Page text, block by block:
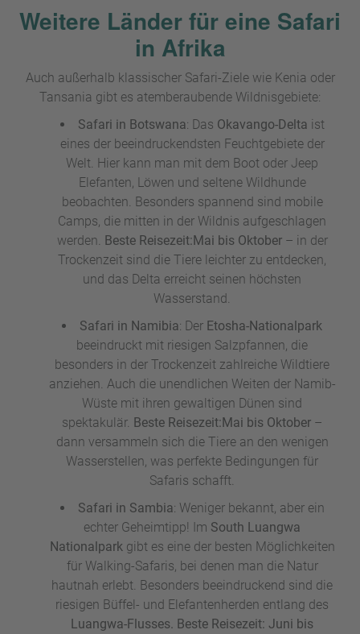
Weitere Länder für eine Safari
in Afrika
Auch außerhalb klassischer Safari-Ziele wie Kenia oder
Tansania gibt es atemberaubende Wildnisgebiete:
Safari in Botswana: Das Okavango-Delta ist
eines der beeindruckendsten Feuchtgebiete der
Welt. Hier kann man mit dem Boot oder Jeep
Elefanten, Löwen und seltene Wildhunde
beobachten. Besonders spannend sind mobile
Camps, die mitten in der Wildnis aufgeschlagen
werden. Beste Reisezeit:Mai bis Oktober – in der
Trockenzeit sind die Tiere leichter zu entdecken,
und das Delta erreicht seinen höchsten
Wasserstand.
Safari in Namibia: Der Etosha-Nationalpark
beeindruckt mit riesigen Salzpfannen, die
besonders in der Trockenzeit zahlreiche Wildtiere
anziehen. Auch die unendlichen Weiten der Namib-
Wüste mit ihren gewaltigen Dünen sind
spektakulär. Beste Reisezeit:Mai bis Oktober –
dann versammeln sich die Tiere an den wenigen
Wasserstellen, was perfekte Bedingungen für
Safaris schafft.
Safari in Sambia: Weniger bekannt, aber ein
echter Geheimtipp! Im South Luangwa
Nationalpark gibt es eine der besten Möglichkeiten
für Walking-Safaris, bei denen man die Natur
hautnah erlebt. Besonders beeindruckend sind die
riesigen Büffel- und Elefantenherden entlang des
Luangwa-Flusses. Beste Reisezeit: Juni bis